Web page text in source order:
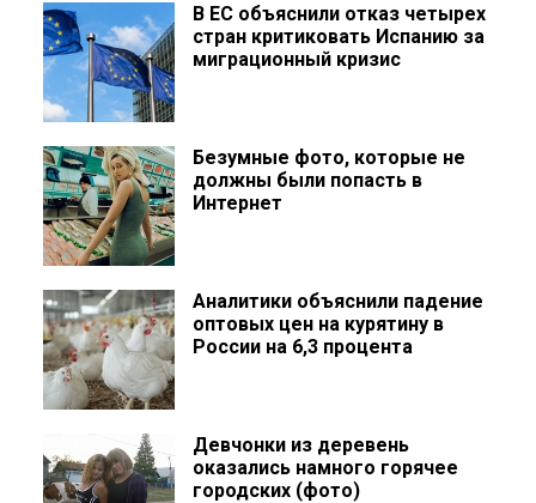
В ЕС объяснили отказ четырех
стран критиковать Испанию за
миграционный кризис
Безумные фото, которые не
должны были попасть в
Интернет
Аналитики объяснили падение
оптовых цен на курятину в
России на 6,3 процента
Девчонки из деревень
оказались намного горячее
городских (фото)